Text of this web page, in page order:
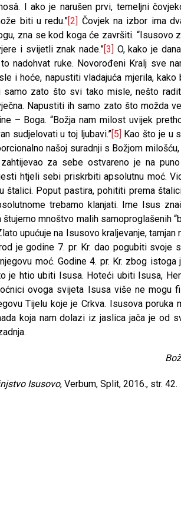
I ako je narušen prvi, temeljni
biti u redu.”[2] Čovjek na izbor ima
zna se kod koga će završiti. “Isusovo
i svijetli znak nade.”[3] O, kako je
nadohvat ruke. Novorođeni Kralj sve
i hoće, napustiti vladajuća mjerila,
samo zato što svi tako misle, nešto
Napustiti ih samo zato što možda
– Boga. “Božja nam milost uvijek
sudjelovati u toj ljubavi.”[5] Kao što je u
našoj suradnji s Božjom
za sebe ostvareno je na
htjeli sebi priskrbiti apsolutnu moć.
štalici. Poput pastira, pohititi prema
trebamo klanjati. Ime Isus
mnoštvo malih samoproglašenih
upućuje na Isusovo kraljevanje,
je godine 7. pr. Kr. dao pogubiti svoje
moć. Godine 4. pr. Kr. zbog
je htio ubiti Isusa. Hoteći ubiti Isusa,
ovoga svijeta Isusa više ne mogu
Tijelu koje je Crkva. Isusova poruka
koja nam dolazi iz jaslica jača je od
Isusovo, Verbum, Split, 2016., str. 42.
u optužnicu Smrtovdan